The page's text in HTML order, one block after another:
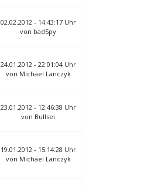
02.02.2012 - 14:43:17 Uhr
von badSpy
24.01.2012 - 22:01:04 Uhr
von Michael Lanczyk
23.01.2012 - 12:46:38 Uhr
von Bullsei
19.01.2012 - 15:14:28 Uhr
von Michael Lanczyk